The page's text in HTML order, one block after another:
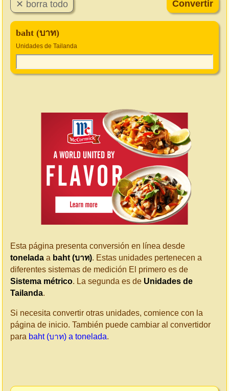
baht (บาท)
Unidades de Tailanda
Esta página presenta conversión en línea desde
tonelada a baht (บาท). Estas unidades pertenecen a
diferentes sistemas de medición El primero es de
Sistema métrico. La segunda es de Unidades de
Tailanda.
Si necesita convertir otras unidades, comience con la
página de inicio. También puede cambiar al convertidor
para baht (บาท) a tonelada.